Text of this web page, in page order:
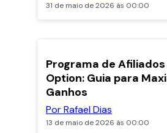
31 de maio de 2026 às 00:00
Programa de
Option: Guia para
Ganhos
Por Rafael Dias
13 de maio de 2026 às 00:00